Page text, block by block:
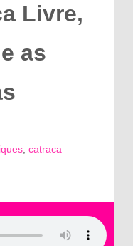
Livre,
as
, catraca